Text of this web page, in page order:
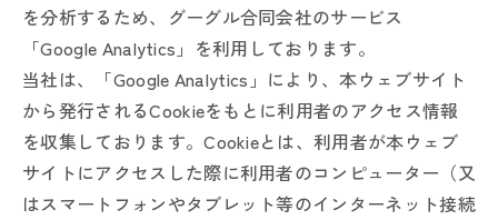
を分析するため、グーグル合同会社のサービス
「Google Analytics」を利用しております。
当社は、「Google Analytics」により、本ウェブサイト
から発行されるCookieをもとに利用者のアクセス情報
を収集しております。Cookieとは、利用者が本ウェブ
サイトにアクセスした際に利用者のコンピューター（又
はスマートフォンやタブレット等のインターネット接続